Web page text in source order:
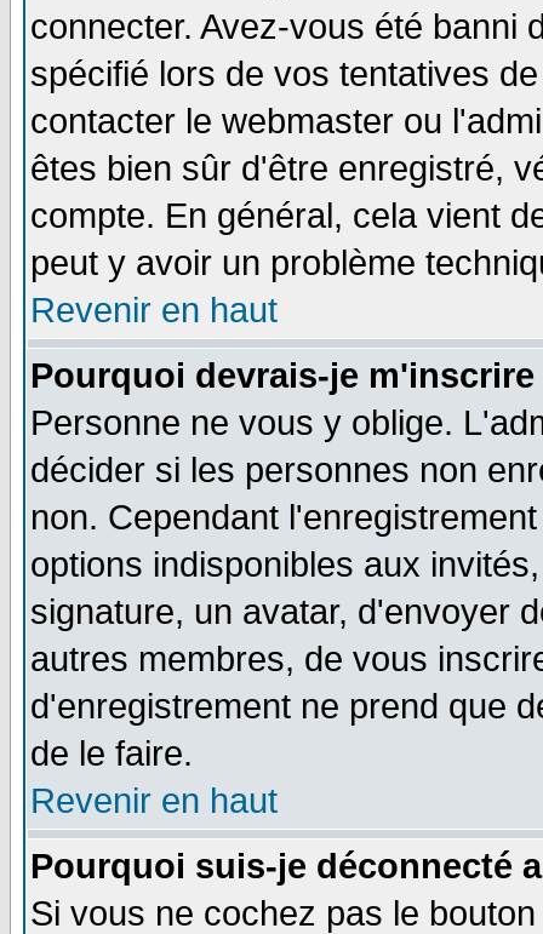
connecter. Avez-vous été banni
spécifié lors de vos tentatives
contacter le webmaster ou
êtes bien sûr d'être enregistré,
compte. En général, cela vient
peut y avoir un problème
Revenir en haut
Pourquoi devrais-je
Personne ne vous y oblige.
décider si les personnes non
non. Cependant
options indisponibles aux
signature, un avatar, d'envoyer
autres membres, de vous
d'enregistrement ne prend que
de le faire.
Revenir en haut
Pourquoi suis-je déconnecté
Si vous ne cochez pas le